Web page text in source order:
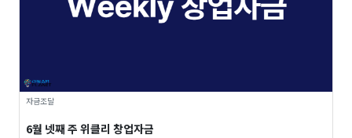
자금조달
6월 넷째 주 위클리 창업자금